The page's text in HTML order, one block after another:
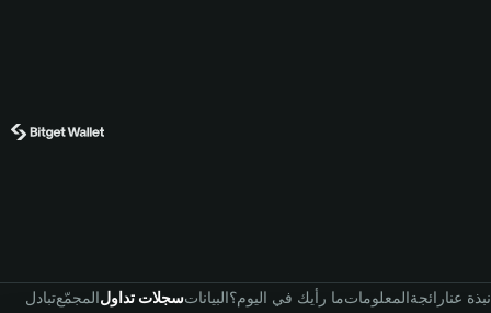
تبادلالمجمّعسجلات تداولالبياناتما رأيك في اليوم؟المعلوماترائجةنبذة عنا